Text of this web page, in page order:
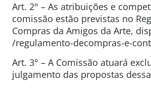
Art. 2° – As atribuições e
comissão estão previstas no
Compras da Amigos da Arte,
/regulamento-decompras-e-
Art. 3° – A Comissão atuará
julgamento das propostas